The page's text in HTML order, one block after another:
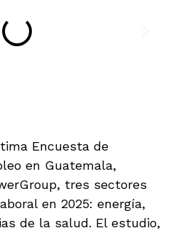
Encuesta de
en Guatemala,
tres sectores
en 2025: energía,
de la salud. El estudio,